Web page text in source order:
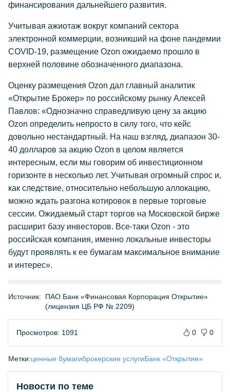
финансирования дальнейшего развития.
Учитывая ажиотаж вокруг компаний сектора
электронной коммерции, возникший на фоне пандемии
COVID-19, размещение Ozon ожидаемо прошло в
верхней половине обозначенного диапазона.
Оценку размещения Ozon дал главный аналитик
«Открытие Брокер» по российскому рынку Алексей
Павлов: «Однозначно справедливую цену за акцию
Ozon определить непросто в силу того, что кейс
довольно нестандартный. На наш взгляд, диапазон 30-
40 долларов за акцию Ozon в целом является
интересным, если мы говорим об инвестиционном
горизонте в несколько лет. Учитывая огромный спрос и,
как следствие, относительно небольшую аллокацию,
можно ждать разгона котировок в первые торговые
сессии. Ожидаемый старт торгов на Московской бирже
расширит базу инвесторов. Все-таки Ozon - это
российская компания, именно локальные инвесторы
будут проявлять к ее бумагам максимальное внимание
и интерес».
Источник:
ПАО Банк «Финансовая Корпорация Открытие»
(лицензия ЦБ РФ № 2209)
Просмотров: 1091 0 0
Метки:ценные бумагиброкерские услугиБанк «Открытие»
Новости по теме